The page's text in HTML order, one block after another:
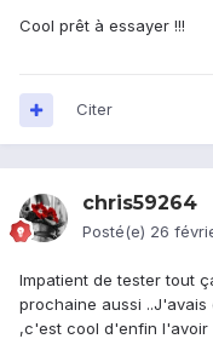
Cool prêt à essayer !!!
Citer
chris59264
Posté(e) 26
Impatient de tester tout
prochaine aussi ..J'avais
,c'est cool d'enfin l'avoir